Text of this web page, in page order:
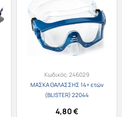
Κωδικός:246029
ΜΑΣΚΑ ΘΑΛΑΣΣΗΣ 14+ ετών
(BLISTER) 22044
4,80€